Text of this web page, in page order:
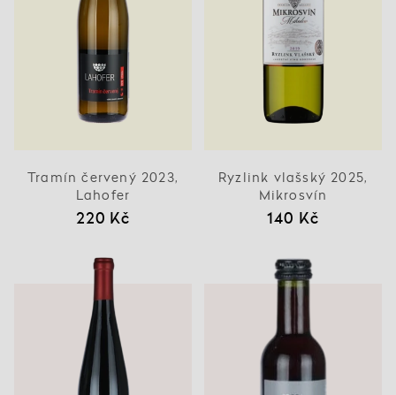
Tramín červený 2023,
Lahofer
220 Kč
Ryzlink vlašský 2025,
Mikrosvín
140 Kč